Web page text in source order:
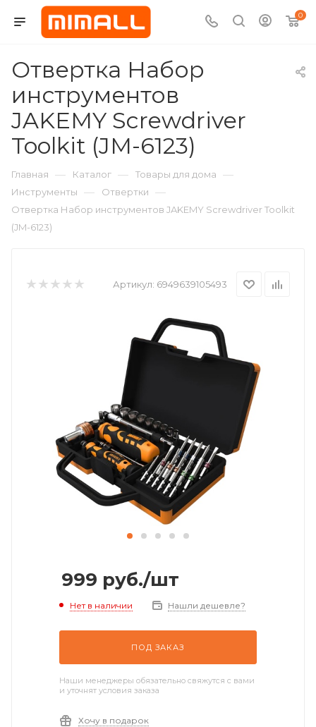
0
Отвертка Набор
инструментов
JAKEMY Screwdriver
Toolkit (JM-6123)
Главная — Каталог — Товары для дома —
Инструменты — Отвертки —
Отвертка Набор инструментов JAKEMY Screwdriver Toolkit
(JM-6123)
Артикул: 6949639105493
999 руб./шт
Нет в наличии Нашли дешевле?
ПОД ЗАКАЗ
Наши менеджеры обязательно свяжутся с вами
и уточнят условия заказа
Хочу в подарок